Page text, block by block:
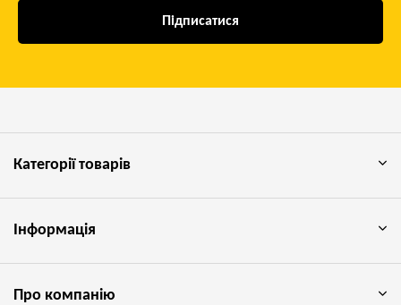
Підписатися
Категорії товарів
Інформація
Про компанію